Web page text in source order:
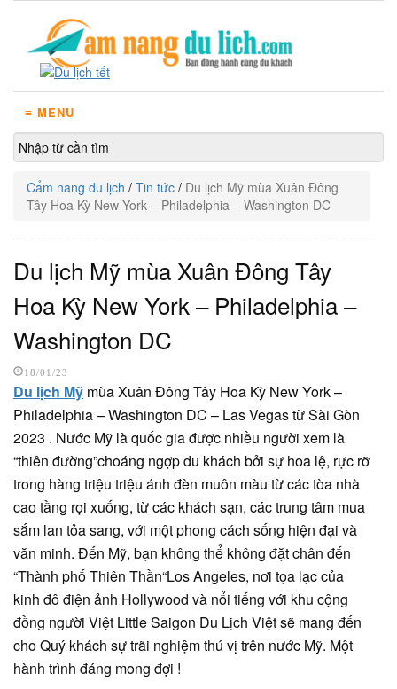
≡ MENU
Cẩm nang du lịch / Tin tức / Du lịch Mỹ mùa Xuân Đông
Tây Hoa Kỳ New York – Philadelphia – Washington DC
Du lịch Mỹ mùa Xuân Đông Tây
Hoa Kỳ New York – Philadelphia –
Washington DC
18/01/23
Du lịch Mỹ mùa Xuân Đông Tây Hoa Kỳ New York –
Philadelphia – Washington DC – Las Vegas từ Sài Gòn
2023 . Nước Mỹ là quốc gia được nhiều người xem là
“thiên đường”choáng ngợp du khách bởi sự hoa lệ, rực rỡ
trong hàng triệu triệu ánh đèn muôn màu từ các tòa nhà
cao tầng rọi xuống, từ các khách sạn, các trung tâm mua
sắm lan tỏa sang, với một phong cách sống hiện đại và
văn minh. Đến Mỹ, bạn không thể không đặt chân đến
“Thành phố Thiên Thần“Los Angeles, nơi tọa lạc của
kinh đô điện ảnh Hollywood và nổi tiếng với khu cộng
đồng người Việt Little Saigon Du Lịch Việt sẽ mang đến
cho Quý khách sự trãi nghiệm thú vị trên nước Mỹ. Một
hành trình đáng mong đợi !